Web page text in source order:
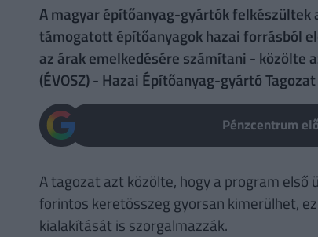
A magyar építőanyag-gyártók
támogatott építőanyagok hazai forrásból
az árak emelkedésére számítani - közölte
(ÉVOSZ) - Hazai Építőanyag-gyártó Tagozat
Pénzcentrum
A tagozat azt közölte, hogy a program
forintos keretösszeg gyorsan kimerülhet,
kialakítását is szorgalmazzák.